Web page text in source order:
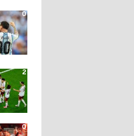
0
2
0